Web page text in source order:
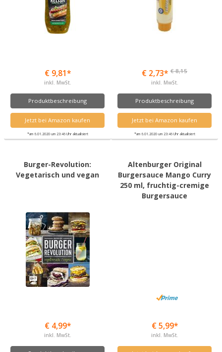
€ 9,81*
inkl. MwSt.
Produktbeschreibung
Jetzt bei Amazon kaufen
*am 6.01.2020 um 23:46 Uhr aktualisiert
€ 2,73* € 8,15
inkl. MwSt.
Produktbeschreibung
Jetzt bei Amazon kaufen
*am 6.01.2020 um 23:46 Uhr aktualisiert
Burger-Revolution:
Vegetarisch und vegan
€ 4,99*
inkl. MwSt.
Altenburger Original
Burgersauce Mango Curry
250 ml, fruchtig-cremige
Burgersauce
€ 5,99*
inkl. MwSt.